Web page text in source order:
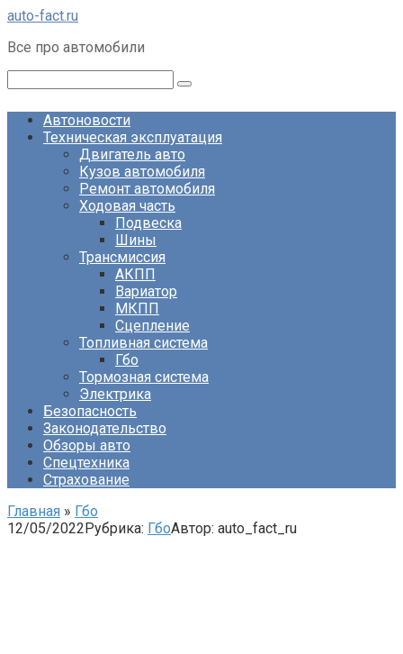
Перейти
контенту
auto-fact.ru
Все про автомобили
Автоновости
Техническая эксплуатация
Двигатель авто
Кузов автомобиля
Ремонт автомобиля
Ходовая часть
Подвеска
Шины
Трансмиссия
АКПП
Вариатор
МКПП
Сцепление
Топливная система
Гбо
Тормозная система
Электрика
Безопасность
Законодательство
Обзоры авто
Спецтехника
Страхование
Главная » Гбо
12/05/2022Рубрика: ГбоАвтор: auto_fact_ru